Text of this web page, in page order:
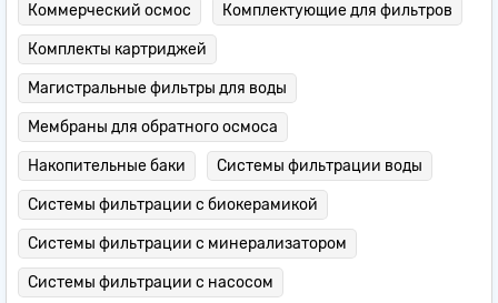
Коммерческий осмос Комплектующие для фильтров
Комплекты картриджей
Магистральные фильтры для воды
Мембраны для обратного осмоса
Накопительные баки Системы фильтрации воды
Системы фильтрации с биокерамикой
Системы фильтрации с минерализатором
Системы фильтрации с насосом